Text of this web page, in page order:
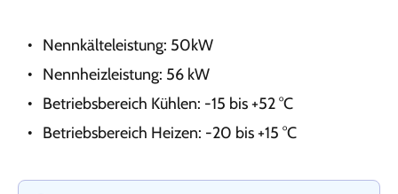
Nennkälteleistung: 50kW
Nennheizleistung: 56 kW
Betriebsbereich Kühlen: -15 bis +52 °C
Betriebsbereich Heizen: -20 bis +15 °C